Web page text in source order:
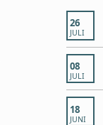
26
JULI
08
JULI
18
JUNI